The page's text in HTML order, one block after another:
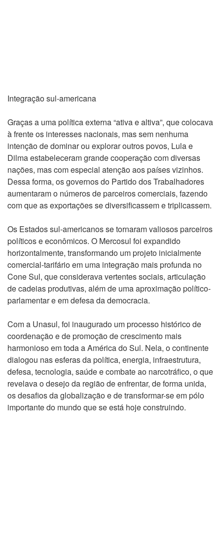
Integração sul-americana
Graças a uma política externa “ativa e altiva”, que colocava
à frente os interesses nacionais, mas sem nenhuma
intenção de dominar ou explorar outros povos, Lula e
Dilma estabeleceram grande cooperação com diversas
nações, mas com especial atenção aos países vizinhos.
Dessa forma, os governos do Partido dos Trabalhadores
aumentaram o números de parceiros comerciais, fazendo
com que as exportações se diversificassem e triplicassem.
Os Estados sul-americanos se tornaram valiosos parceiros
políticos e econômicos. O Mercosul foi expandido
horizontalmente, transformando um projeto inicialmente
comercial-tarifário em uma integração mais profunda no
Cone Sul, que considerava vertentes sociais, articulação
de cadeias produtivas, além de uma aproximação político-
parlamentar e em defesa da democracia.
Com a Unasul, foi inaugurado um processo histórico de
coordenação e de promoção de crescimento mais
harmonioso em toda a América do Sul. Nela, o continente
dialogou nas esferas da política, energia, infraestrutura,
defesa, tecnologia, saúde e combate ao narcotráfico, o que
revelava o desejo da região de enfrentar, de forma unida,
os desafios da globalização e de transformar-se em pólo
importante do mundo que se está hoje construindo.